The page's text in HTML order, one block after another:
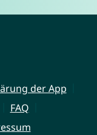
der App
FAQ